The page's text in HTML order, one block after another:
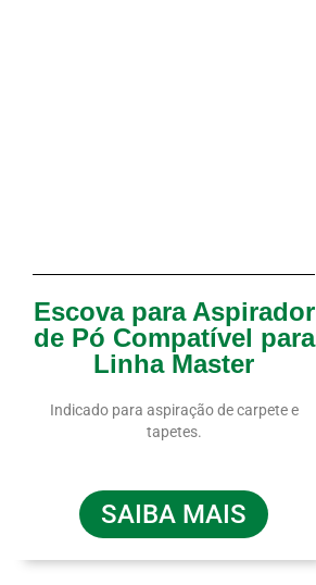
Escova para Aspirador
de Pó Compatível para
Linha Master
Indicado para aspiração de carpete e
tapetes.
SAIBA MAIS